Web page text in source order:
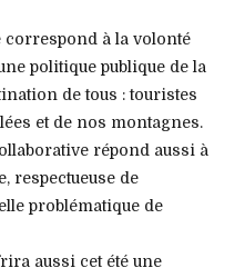
à la volonté
politique publique de la
de tous : touristes
et de nos montagnes.
répond aussi à
respectueuse de
problématique de
aussi cet été une